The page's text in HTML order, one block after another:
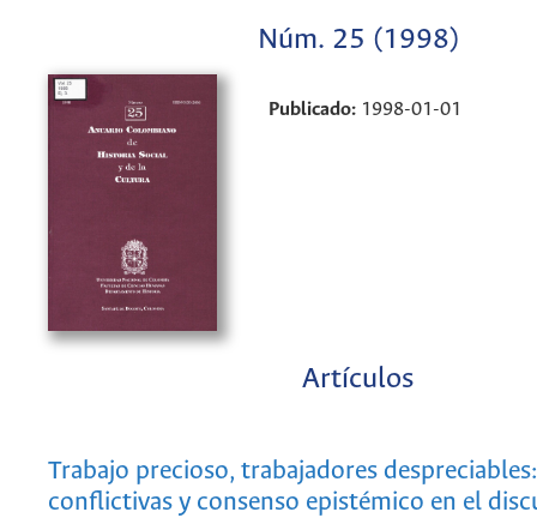
Núm. 25 (1998)
Publicado: 1998-01-01
Artículos
Trabajo precioso, trabajadores
conflictivas y consenso epistémico en el